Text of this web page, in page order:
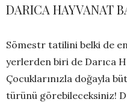
DARICA HAYVANAT
Sömestr tatilini belki de
yerlerden biri de Darıca
Çocuklarınızla doğayla
türünü görebileceksiniz!